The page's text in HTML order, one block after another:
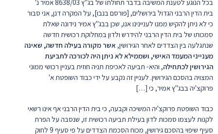
בכל הנוגע לטענת המשיבה בדבר תחולתו של בג"ץ 8638/03 אמיר נ'
בית הדין הרבני הגדול בירושלים, [פורסם בנבו], על המקרה דנן, אני סבור
כי לא ניתן להקיש ממנו לעניינינו אנו, שכן בבג"ץ אמיר נידונה שאלת
סמכותו של בית הדין הרבני להידרש ולדון במחלוקת רכושית חדשה
שנתגלעה בין הצדדים לאחר הגירושין, אשר מקורה בעילה חדשה, שאינה
מענייני המעמד האישי, ושממילא לא ניתן היה לכורכה לתביעת
הגירושין לכתחילה, והיא- תביעה לאכיפת תניה חוזית בעניין רכושי ממוני
המצויה בהסכם הגירושין. לעניין זה נקבע על ידי כבוד השופטת א'
פרוקצ'יה בבג"ץ אמיר, כי […]
כבוד השופטת פרוקצ'יה המשיכה וקבעה, כי בית הדין הרבני אף אינו רשאי
לקנות לעצמו סמכות לדון בעילת תביעה רכושית זו, שנסבה על הפרת
סעיף שיפוי בהסכם גירושין, מכוח הסכמת הצדדים על פי סעיף 9 לחוק